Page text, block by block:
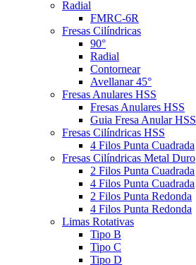
Radial
FMRC-6R
Fresas Cilíndricas
90°
Radial
Contornear
Avellanar 45°
Fresas Anulares HSS
Fresas Anulares HSS
Guia Fresa Anular HSS
Fresas Cilíndricas HSS
4 Filos Punta Cuadrada
Fresas Cilíndricas Metal Duro
2 Filos Punta Cuadrada
4 Filos Punta Cuadrada
2 Filos Punta Redonda
4 Filos Punta Redonda
Limas Rotativas
Tipo B
Tipo C
Tipo D